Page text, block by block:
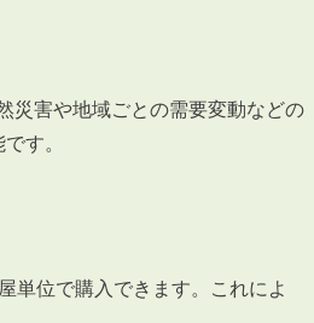
災害や地域ごとの需要変動などの
す。
単位で購入できます。これによ